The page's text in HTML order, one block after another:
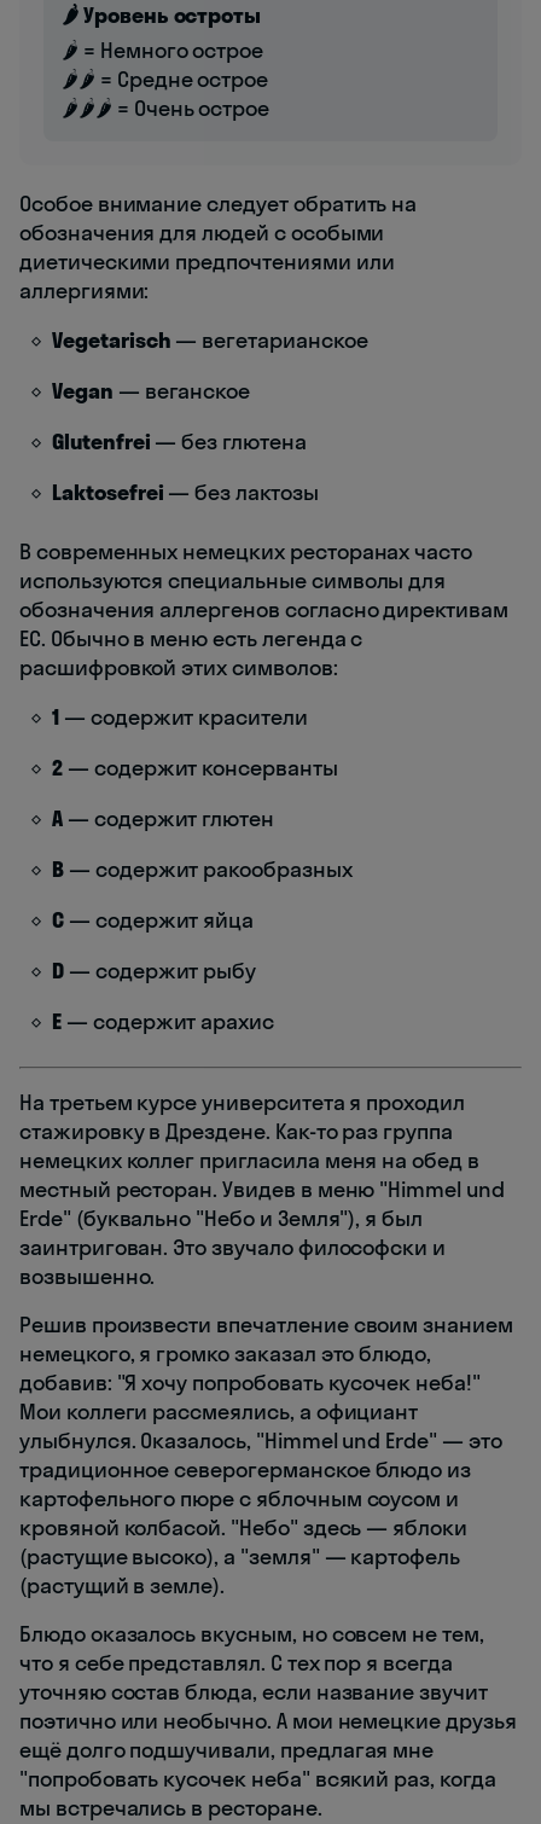
🌶️ Уровень остроты
🌶️ = Немного острое
🌶️🌶️ = Средне острое
🌶️🌶️🌶️ = Очень острое
Особое внимание следует обратить на
обозначения для людей с особыми
диетическими предпочтениями или
аллергиями:
Vegetarisch — вегетарианское
Vegan — веганское
Glutenfrei — без глютена
Laktosefrei — без лактозы
В современных немецких ресторанах часто
используются специальные символы для
обозначения аллергенов согласно директивам
ЕС. Обычно в меню есть легенда с
расшифровкой этих символов:
1— содержит красители
2— содержит консерванты
A— содержит глютен
B— содержит ракообразных
C— содержит яйца
D— содержит рыбу
E— содержит арахис
На третьем курсе университета я проходил
стажировку в Дрездене. Как-то раз группа
немецких коллег пригласила меня на обед в
местный ресторан. Увидев в меню "Himmel und
Erde" (буквально "Небо и Земля"), я был
заинтригован. Это звучало философски и
возвышенно.
Решив произвести впечатление своим знанием
немецкого, я громко заказал это блюдо,
добавив: "Я хочу попробовать кусочек неба!"
Мои коллеги рассмеялись, а официант
улыбнулся. Оказалось, "Himmel und Erde" — это
традиционное северогерманское блюдо из
картофельного пюре с яблочным соусом и
кровяной колбасой. "Небо" здесь — яблоки
(растущие высоко), а "земля" — картофель
(растущий в земле).
Блюдо оказалось вкусным, но совсем не тем,
что я себе представлял. С тех пор я всегда
уточняю состав блюда, если название звучит
поэтично или необычно. А мои немецкие друзья
ещё долго подшучивали, предлагая мне
"попробовать кусочек неба" всякий раз, когда
мы встречались в ресторане.